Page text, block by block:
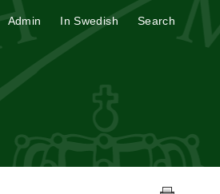
Admin In Swedish Search